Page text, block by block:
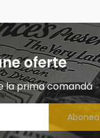
oferte
la prima comandă